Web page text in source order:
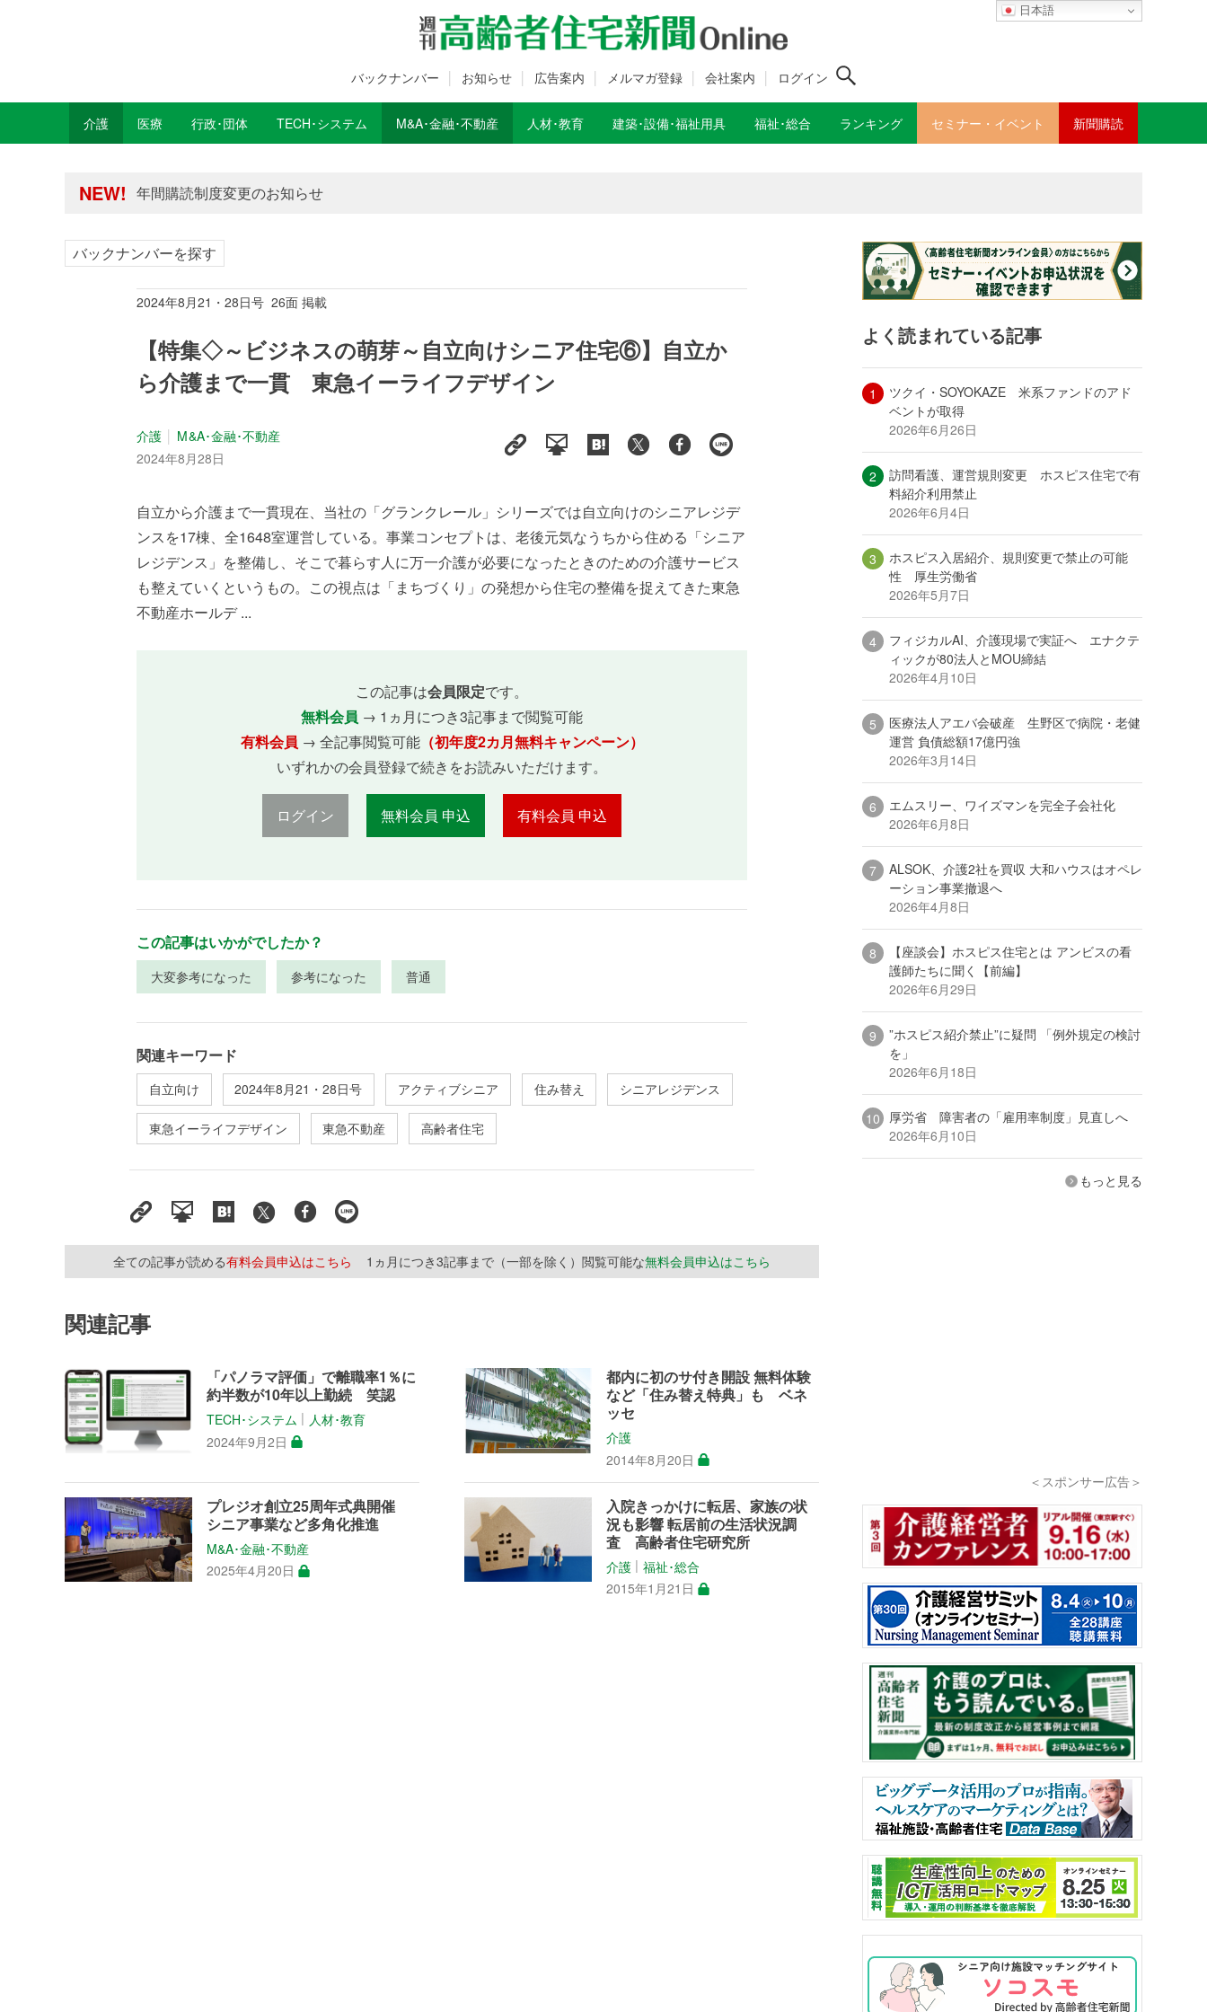
日本語
バックナンバー お知らせ 広告案内 メルマガ登録 会社案内 ログイン
介護 医療 行政･団体 TECH･システム M&A･金融･不動産 人材･教育 建築･設備･福祉用具 福祉･総合 ランキング セミナー・イベント 新聞購読
NEW!
年間購読制度変更のお知らせ
高齢者住宅新聞 無料会員の皆様へ閲覧本数変更のお知らせ
バックナンバーを探す
2024年8月21・28日号 26面 掲載
【特集◇～ビジネスの萌芽～自立向けシニア住宅⑥】自立か
ら介護まで一貫 東急イーライフデザイン
介護
M&A･金融･不動産
2024年8月28日
自立から介護まで一貫現在、当社の「グランクレール」シリーズでは自立向けのシニアレジデ
ンスを17棟、全1648室運営している。事業コンセプトは、老後元気なうちから住める「シニア
レジデンス」を整備し、そこで暮らす人に万一介護が必要になったときのための介護サービス
も整えていくというもの。この視点は「まちづくり」の発想から住宅の整備を捉えてきた東急
不動産ホールデ ...
この記事は会員限定です。
無料会員 → 1ヵ月につき3記事まで閲覧可能
有料会員 → 全記事閲覧可能（初年度2カ月無料キャンペーン）
いずれかの会員登録で続きをお読みいただけます。
ログイン 無料会員 申込 有料会員 申込
この記事はいかがでしたか？
大変参考になった 参考になった 普通
関連キーワード
自立向け 2024年8月21・28日号 アクティブシニア 住み替え シニアレジデンス
東急イーライフデザイン 東急不動産 高齢者住宅
全ての記事が読める有料会員申込はこちら 1ヵ月につき3記事まで（一部を除く）閲覧可能な無料会員申込はこちら
関連記事
「パノラマ評価」で離職率1％に
約半数が10年以上勤続 笑認
TECH･システム │ 人材･教育
2024年9月2日
都内に初のサ付き開設 無料体験
など「住み替え特典」も ベネ
ッセ
介護
2014年8月20日
プレジオ創立25周年式典開催
シニア事業など多角化推進
M&A･金融･不動産
2025年4月20日
入院きっかけに転居、家族の状
況も影響 転居前の生活状況調
査 高齢者住宅研究所
介護 │福祉･総合
2015年1月21日
よく読まれている記事
ツクイ・SOYOKAZE 米系ファンドのアド
ベントが取得
2026年6月26日
訪問看護、運営規則変更 ホスピス住宅で有
料紹介利用禁止
2026年6月4日
ホスピス入居紹介、規則変更で禁止の可能
性 厚生労働省
2026年5月7日
フィジカルAI、介護現場で実証へ エナクテ
ィックが80法人とMOU締結
2026年4月10日
医療法人アエバ会破産 生野区で病院・老健
運営 負債総額17億円強
2026年3月14日
エムスリー、ワイズマンを完全子会社化
2026年6月8日
ALSOK、介護2社を買収 大和ハウスはオペレ
ーション事業撤退へ
2026年4月8日
【座談会】ホスピス住宅とは アンビスの看
護師たちに聞く【前編】
2026年6月29日
”ホスピス紹介禁止”に疑問 「例外規定の検討
を」
2026年6月18日
厚労省 障害者の「雇用率制度」見直しへ
2026年6月10日
もっと見る
＜スポンサー広告＞